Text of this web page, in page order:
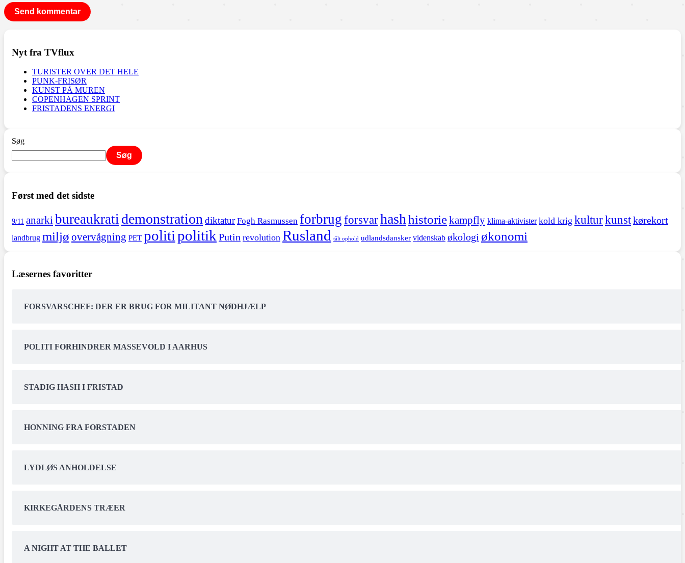
Nyt fra TVflux
TURISTER OVER DET HELE
PUNK-FRISØR
KUNST PÅ MUREN
COPENHAGEN SPRINT
FRISTADENS ENERGI
Søg
Søg
Først med det sidste
9/11 anarki bureaukrati demonstration diktatur Fogh Rasmussen forbrugforsvarhash historiekampfly klima-aktivister kold krig kulturkunstkørekort
landbrug miljø overvågning PET politipolitik Putin revolution Rusland tålt ophold udlandsdansker videnskab økologi økonomi
Læsernes favoritter
FORSVARSCHEF: DER ER BRUG FOR MILITANT NØDHJÆLP
POLITI FORHINDRER MASSEVOLD I AARHUS
STADIG HASH I FRISTAD
HONNING FRA FORSTADEN
LYDLØS ANHOLDELSE
KIRKEGÅRDENS TRÆER
A NIGHT AT THE BALLET